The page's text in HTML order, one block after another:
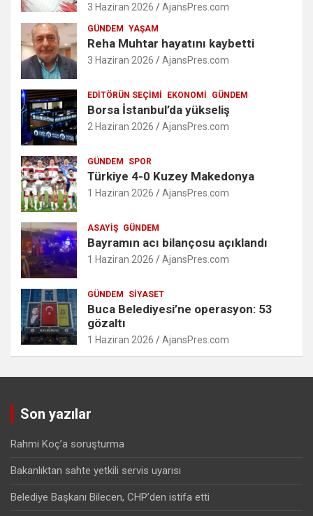
3 Haziran 2026 AjansPres.com
GÜNDEM YAŞAM
Reha Muhtar hayatını kaybetti
3 Haziran 2026 AjansPres.com
EDITÖRÜN SEÇIMI EKONOMI GÜNDEM
Borsa İstanbul’da yükseliş
2 Haziran 2026 AjansPres.com
GÜNDEM SPOR
Türkiye 4-0 Kuzey Makedonya
1 Haziran 2026 AjansPres.com
ASAYIŞ GÜNDEM
Bayramın acı bilançosu açıklandı
1 Haziran 2026 AjansPres.com
GÜNDEM SIYASET
Buca Belediyesi’ne operasyon: 53
gözaltı
1 Haziran 2026 AjansPres.com
Son yazılar
Rahmi Koç’a soruşturma
Bakanlıktan sahte yetkili servis uyarısı
Belediye Başkanı Bilecen, CHP’den istifa etti